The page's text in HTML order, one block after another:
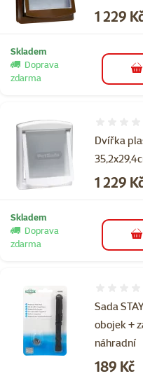
Cena
1 229
Skladem
Doprava
zdarma
Dvířka
Cena
1 229
Skladem
Doprava
zdarma
Sada
obojek +
náhradní
Cena
189 Kč